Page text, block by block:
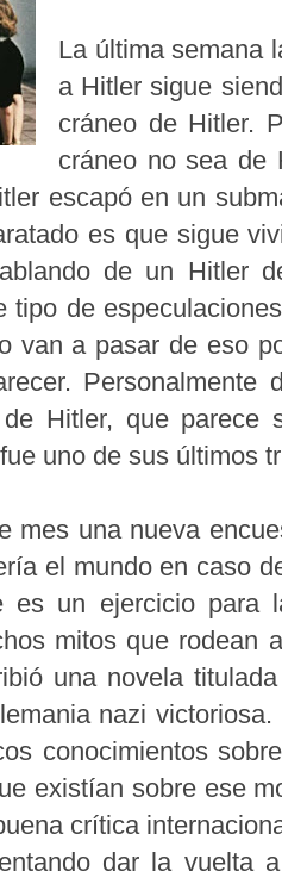
La última semana
a Hitler sigue
cráneo de Hitler.
cráneo no sea de
escapó en un
es que sigue
de un Hitler
tipo de
van a pasar de eso
Personalmente
Hitler, que parece
uno de sus últimos
mes una nueva
el mundo en caso
es un ejercicio para
mitos que rodean
una novela
nazi
conocimientos
existían sobre ese
crítica
dar la vuelta